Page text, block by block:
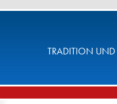
TRADITION UND